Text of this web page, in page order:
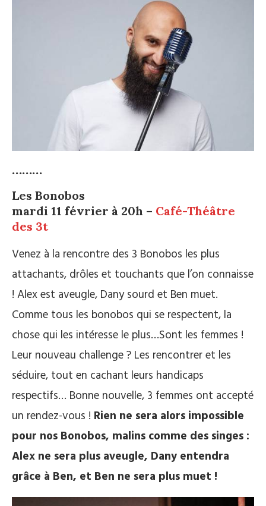
………
Les Bonobos
mardi 11 février à 20h – Café-Théâtre
des 3t
Venez à la rencontre des 3 Bonobos les plus
attachants, drôles et touchants que l’on connaisse
! Alex est aveugle, Dany sourd et Ben muet.
Comme tous les bonobos qui se respectent, la
chose qui les intéresse le plus…Sont les femmes !
Leur nouveau challenge ? Les rencontrer et les
séduire, tout en cachant leurs handicaps
respectifs… Bonne nouvelle, 3 femmes ont accepté
un rendez-vous ! Rien ne sera alors impossible
pour nos Bonobos, malins comme des singes :
Alex ne sera plus aveugle, Dany entendra
grâce à Ben, et Ben ne sera plus muet !